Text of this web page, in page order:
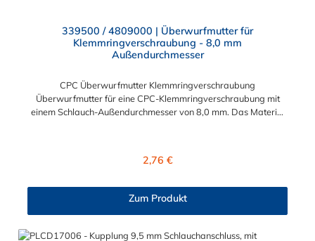
339500 / 4809000 | Überwurfmutter für
Klemmringverschraubung - 8,0 mm
Außendurchmesser
CPC Überwurfmutter Klemmringverschraubung
Überwurfmutter für eine CPC-Klemmringverschraubung mit
einem Schlauch-Außendurchmesser von 8,0 mm. Das Material
Regulärer Preis:
2,76 €
Zum Produkt